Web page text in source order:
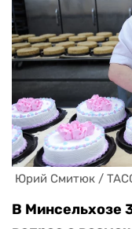
Юрий Смитюк /
В Минсельхозе